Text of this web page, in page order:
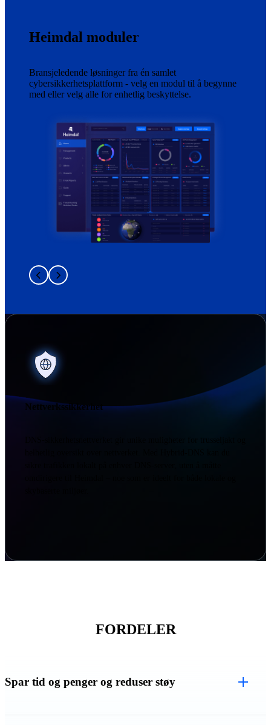
Heimdal moduler
Bransjeledende løsninger fra én samlet
cybersikkerhetsplattform - velg en modul til å begynne
med eller velg alle for enhetlig beskyttelse.
Nettverkssikkerhet
FORDELER
Spar tid og penger og reduser støy